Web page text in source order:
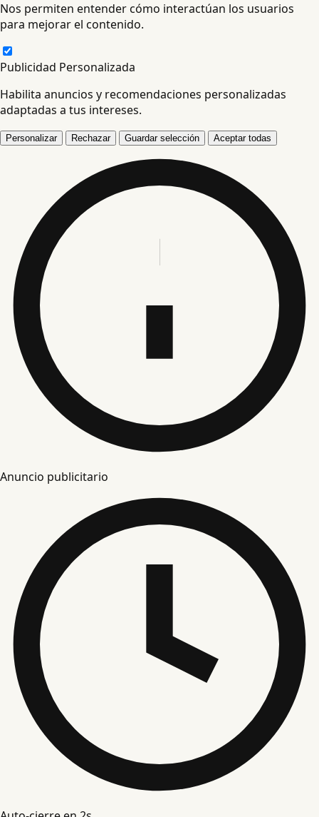
Nos permiten entender cómo interactúan los usuarios
para mejorar el contenido.
Publicidad Personalizada
Habilita anuncios y recomendaciones personalizadas
adaptadas a tus intereses.
Personalizar Rechazar Guardar selección Aceptar todas
Anuncio publicitario